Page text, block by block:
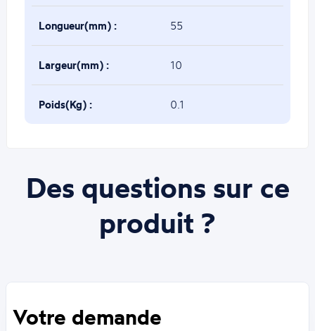
Longueur(mm) : 55
Largeur(mm) : 10
Poids(Kg) : 0.1
Des questions sur ce
produit ?
Votre demande